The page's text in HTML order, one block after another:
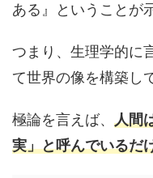
ある』ということが
つまり、生理学的に
て世界の像を構築し
極論を言えば、 人間
実」と呼んでいるだ